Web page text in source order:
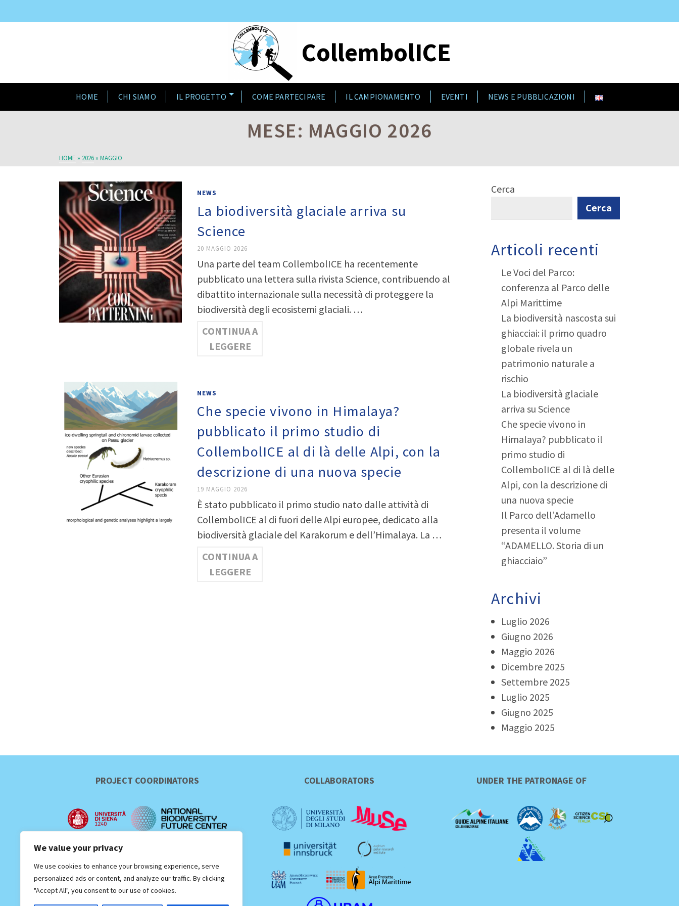
We value your privacy
We use cookies to enhance your browsing experience, serve
personalized ads or content, and analyze our traffic. By clicking
"Accept All", you consent to our use of cookies.
CollembolICE
HOME CHI SIAMO IL PROGETTO COME PARTECIPARE IL CAMPIONAMENTO EVENTI NEWS E PUBBLICAZIONI
MESE: MAGGIO 2026
HOME » 2026 » MAGGIO
NEWS
La biodiversità glaciale arriva su
Science
20 MAGGIO 2026
Una parte del team CollembolICE ha recentemente
pubblicato una lettera sulla rivista Science, contribuendo al
dibattito internazionale sulla necessità di proteggere la
biodiversità degli ecosistemi glaciali. …
CONTINUA A
LEGGERE
NEWS
Che specie vivono in Himalaya?
pubblicato il primo studio di
CollembolICE al di là delle Alpi, con la
descrizione di una nuova specie
19 MAGGIO 2026
È stato pubblicato il primo studio nato dalle attività di
CollembolICE al di fuori delle Alpi europee, dedicato alla
biodiversità glaciale del Karakorum e dell’Himalaya. La …
CONTINUA A
LEGGERE
Cerca
Cerca
Articoli recenti
Le Voci del Parco:
conferenza al Parco delle
Alpi Marittime
La biodiversità nascosta sui
ghiacciai: il primo quadro
globale rivela un
patrimonio naturale a
rischio
La biodiversità glaciale
arriva su Science
Che specie vivono in
Himalaya? pubblicato il
primo studio di
CollembolICE al di là delle
Alpi, con la descrizione di
una nuova specie
Il Parco dell’Adamello
presenta il volume
“ADAMELLO. Storia di un
ghiacciaio”
Archivi
Luglio 2026
Giugno 2026
Maggio 2026
Dicembre 2025
Settembre 2025
Luglio 2025
Giugno 2025
Maggio 2025
PROJECT COORDINATORS COLLABORATORS UNDER THE PATRONAGE OF